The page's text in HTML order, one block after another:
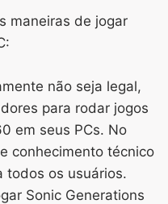
maneiras de jogar
não seja legal,
para rodar jogos
em seus PCs. No
conhecimento técnico
todos os usuários.
Sonic Generations